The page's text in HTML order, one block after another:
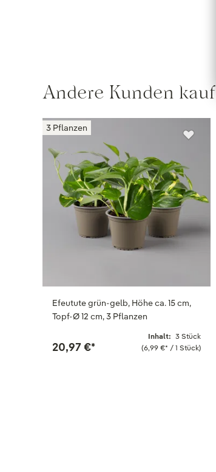
Andere Kunden
3 Pflanzen
Efeutute grün-gelb, Höhe ca. 15 cm,
Topf-Ø 12 cm, 3 Pflanzen
Inhalt: 3 Stück
(6,99 €* / 1 Stück)
20,97 €*